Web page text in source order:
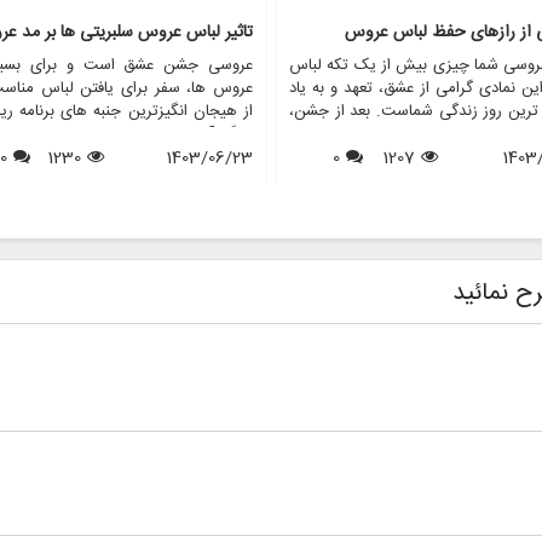
از رازهای حفظ لباس عروس
شما چیزی بیش از یک تکه لباس
نمادی گرامی از عشق، تعهد و به یاد
ترین روز زندگی شماست. بعد از جشن،
که با لباس عروسم چه کنم؟ در حالی
به زیبایی روزی که آن را پوشیده اید،
ماند. همچنین نشان خواهیم داد که
1207
0
تاثیر لباس عروس سلبریتی ها بر مد
عروسی جشن عشق است و برای
عروس ها، سفر برای یافتن لباس
از هیجان انگیزترین جنبه های برنامه
بزرگ آنهاست. در طول سال ها،
افراد مشهور نقش مهمی در شکل دهی به
های عروسی افراد مشهور بر مد
1403/06/23
1230
0
نمائید